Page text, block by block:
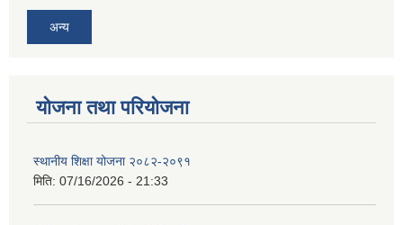
अन्य
योजना तथा परियोजना
स्थानीय शिक्षा योजना २०८२-२०९१
मिति: 07/16/2026 - 21:33